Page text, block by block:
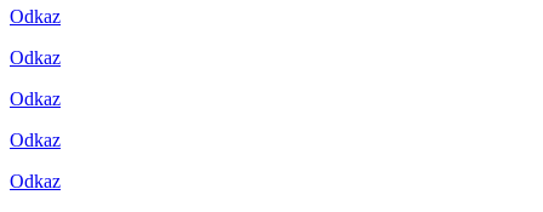
Odkaz
Odkaz
Odkaz
Odkaz
Odkaz